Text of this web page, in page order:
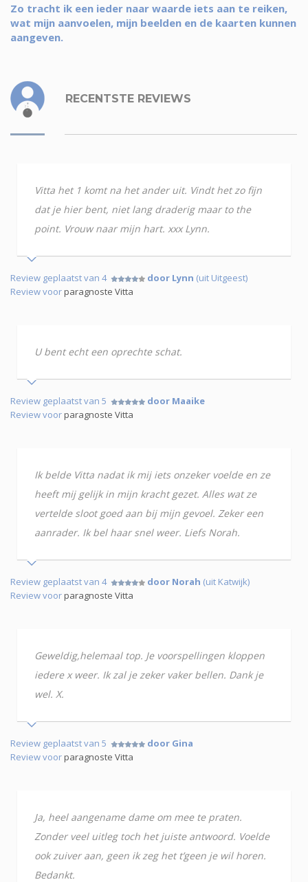
Zo tracht ik een ieder naar waarde iets aan te reiken,
wat mijn aanvoelen, mijn beelden en de kaarten kunnen
aangeven.
RECENTSTE REVIEWS
Vitta het 1 komt na het ander uit. Vindt het zo fijn
dat je hier bent, niet lang draderig maar to the
point. Vrouw naar mijn hart. xxx Lynn.
Review geplaatst van 4 door Lynn (uit Uitgeest)
Review voorparagnoste Vitta
U bent echt een oprechte schat.
Review geplaatst van 5
door Maaike
Review voorparagnoste Vitta
Ik belde Vitta nadat ik mij iets onzeker voelde en ze
heeft mij gelijk in mijn kracht gezet. Alles wat ze
vertelde sloot goed aan bij mijn gevoel. Zeker een
aanrader. Ik bel haar snel weer. Liefs Norah.
Review geplaatst van 4 door Norah (uit Katwijk)
Review voorparagnoste Vitta
Geweldig,helemaal top. Je voorspellingen kloppen
iedere x weer. Ik zal je zeker vaker bellen. Dank je
wel. X.
Review geplaatst van 5
door Gina
Review voorparagnoste Vitta
Ja, heel aangename dame om mee te praten.
Zonder veel uitleg toch het juiste antwoord. Voelde
ook zuiver aan, geen ik zeg het t’geen je wil horen.
Bedankt.